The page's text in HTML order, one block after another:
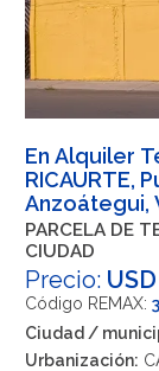
En Alquiler
RICAURTE,
Anzoátegui,
PARCELA DE
CIUDAD
Precio:
Código REMAX:
Ciudad /
Urbanización: